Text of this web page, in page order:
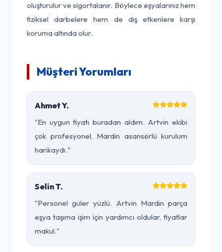
oluşturulur ve sigortalanır. Böylece eşyalarınız hem
fiziksel darbelere hem de dış etkenlere karşı
koruma altında olur.
Müşteri Yorumları
Ahmet Y.
"En uygun fiyatı buradan aldım. Artvin ekibi
çok profesyonel, Mardin asansörlü kurulum
harikaydı."
Selin T.
"Personel güler yüzlü. Artvin Mardin parça
eşya taşıma işim için yardımcı oldular, fiyatlar
makul."